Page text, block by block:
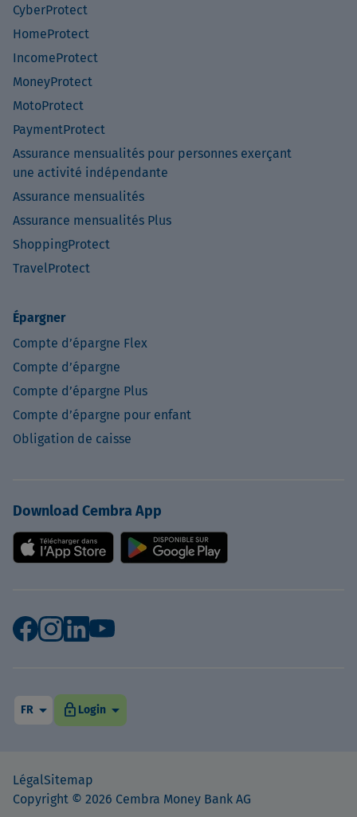
CyberProtect
HomeProtect
IncomeProtect
MoneyProtect
MotoProtect
PaymentProtect
Assurance mensualités pour personnes exerçant
une activité indépendante
Assurance mensualités
Assurance mensualités Plus
ShoppingProtect
TravelProtect
Épargner
Compte d’épargne Flex
Compte d’épargne
Compte d’épargne Plus
Compte d’épargne pour enfant
Obligation de caisse
Download Cembra App
arrow_drop_down
FR arrow_drop_down
Login
lock
LégalSitemap
Copyright © 2026 Cembra Money Bank AG